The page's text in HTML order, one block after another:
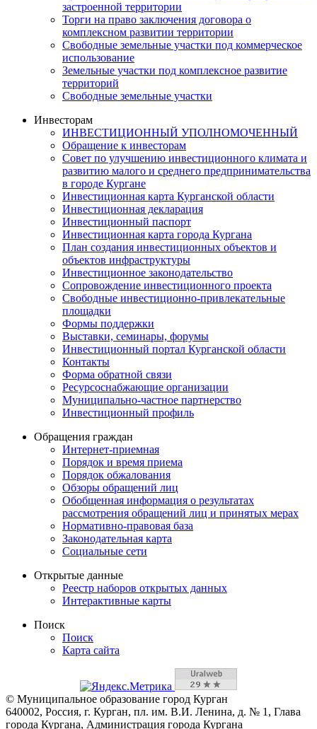
застроенной территории
Торги на право заключения договора о
комплексном развитии территории
Свободные земельные участки под коммерческое
использование
Земельные участки под комплексное развитие
территорий
Свободные земельные участки
Инвесторам
ИНВЕСТИЦИОННЫЙ УПОЛНОМОЧЕННЫЙ
Обращение к инвесторам
Совет по улучшению инвестиционного климата и
развитию малого и среднего предпринимательства
в городе Кургане
Инвестиционная карта Курганской области
Инвестиционная декларация
Инвестиционный паспорт
Инвестиционная карта города Кургана
План создания инвестиционных объектов и
объектов инфраструктуры
Инвестиционное законодательство
Сопровождение инвестиционного проекта
Свободные инвестиционно-привлекательные
площадки
Формы поддержки
Выставки, семинары, форумы
Инвестиционный портал Курганской области
Контакты
Форма обратной связи
Ресурсоснабжающие организации
Муниципально-частное партнерство
Инвестиционный профиль
Обращения граждан
Интернет-приемная
Порядок и время приема
Порядок обжалования
Обзоры обращений лиц
Обобщенная информация о результатах
рассмотрения обращений лиц и принятых мерах
Нормативно-правовая база
Законодательная карта
Социальные сети
Открытые данные
Реестр наборов открытых данных
Интерактивные карты
Поиск
Поиск
Карта сайта
© Муниципальное образование город Курган
640002, Россия, г. Курган, пл. им. В.И. Ленина, д. № 1, Глава
города Кургана, Администрация города Кургана